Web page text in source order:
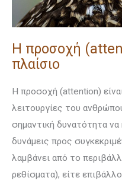
Η προσοχή
πλαίσιο
Η προσοχή (attention)
λειτουργίες του
σημαντική δυνατότητα να
δυνάμεις προς
λαμβάνει από το
ρεθίσματα), είτε